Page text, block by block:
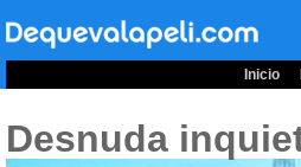
Inicio
Desnuda